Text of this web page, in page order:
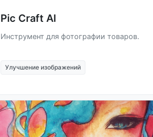
Pic Craft AI
Инструмент для фотографии товаров.
Улучшение изображений